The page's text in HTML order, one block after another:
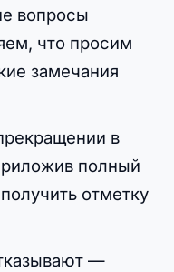
вопросы
что просим
замечания
в
полный
отметку
—